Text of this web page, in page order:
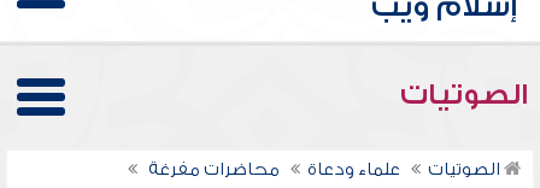
الصوتيات
الصوتيات علماء ودعاة
محاضرات مفرغة